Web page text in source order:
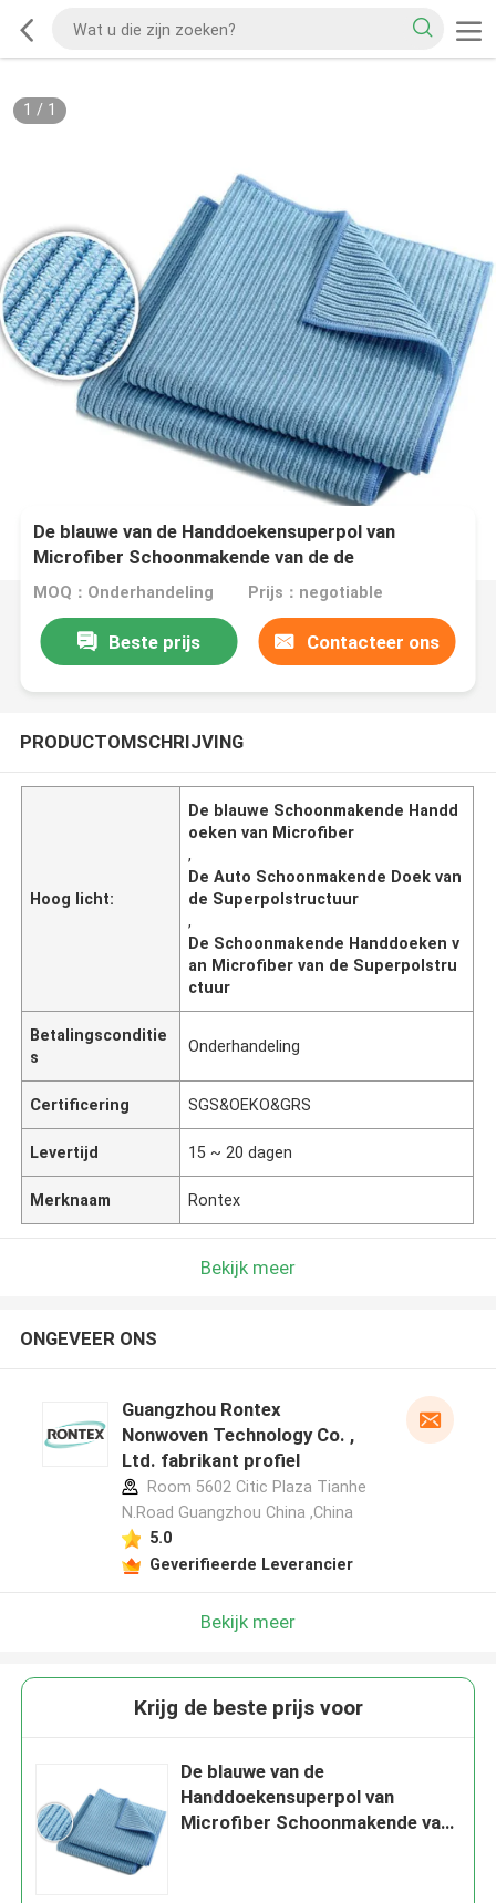
1 / 1
De blauwe van de Handdoekensuperpol van
Microfiber Schoonmakende van de de
Structuurauto Schoonmakende Doek
MOQ：Onderhandeling Prijs：negotiable
Beste prijs Contacteer ons
PRODUCTOMSCHRIJVING
Hoog licht:
De blauwe Schoonmakende Handd
oeken van Microfiber
,
De Auto Schoonmakende Doek van
de Superpolstructuur
,
De Schoonmakende Handdoeken v
an Microfiber van de Superpolstru
ctuur
Betalingsconditie
s
Onderhandeling
Certificering SGS&OEKO&GRS
Levertijd 15 ~ 20 dagen
Merknaam Rontex
Bekijk meer
ONGEVEER ONS
Guangzhou Rontex
Nonwoven Technology Co. ,
Ltd. fabrikant profiel
Room 5602 Citic Plaza Tianhe
N.Road Guangzhou China ,China
5.0
Geverifieerde Leverancier
Bekijk meer
Krijg de beste prijs voor
De blauwe van de
Handdoekensuperpol van
Microfiber Schoonmakende van